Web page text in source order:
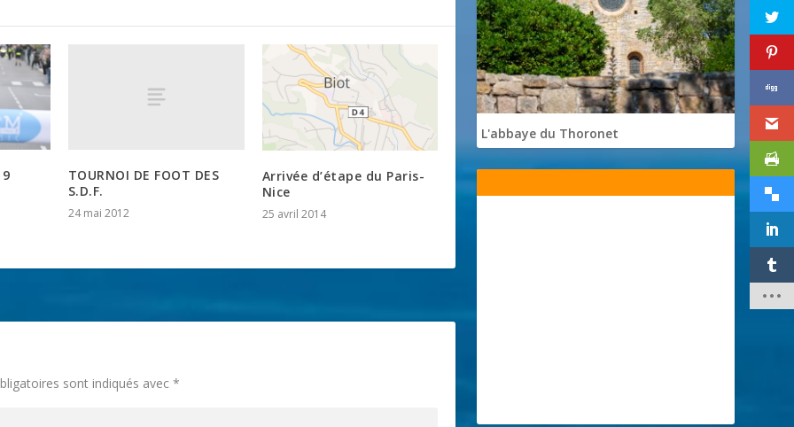
TOURNOI DE FOOT DES
S.D.F.
24 mai 2012
Arrivée d’étape du Paris-
Nice
25 avril 2014
sont indiqués avec*
L'abbaye du Thoronet